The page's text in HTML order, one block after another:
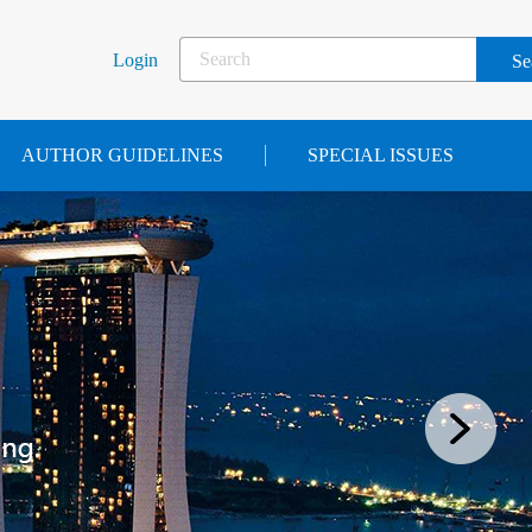
Login
AUTHOR GUIDELINES SPECIAL ISSUES